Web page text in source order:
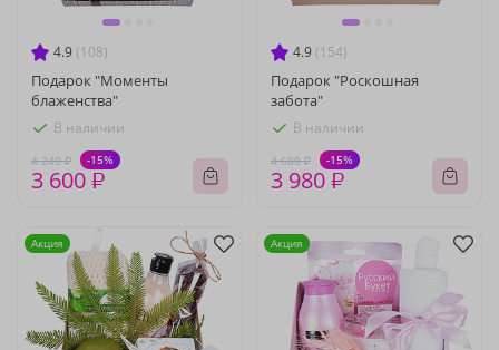
4.9 (108)
Подарок "Моменты
блаженства"
В наличии
4 240 ₽ -15%
3 600 ₽
4.9 (154)
Подарок "Роскошная
забота"
В наличии
4 680 ₽ -15%
3 980 ₽
Акция Акция